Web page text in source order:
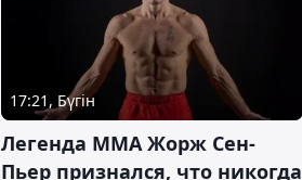
17:21, Бүгін
Легенда ММА Жорж Сен-
Пьер признался, что никогда